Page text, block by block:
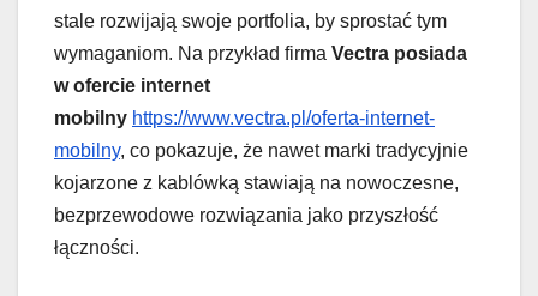
stale rozwijają swoje portfolia, by sprostać tym
wymaganiom. Na przykład firma Vectra posiada
w ofercie internet
mobilny https://www.vectra.pl/oferta-internet-
mobilny, co pokazuje, że nawet marki tradycyjnie
kojarzone z kablówką stawiają na nowoczesne,
bezprzewodowe rozwiązania jako przyszłość
łączności.